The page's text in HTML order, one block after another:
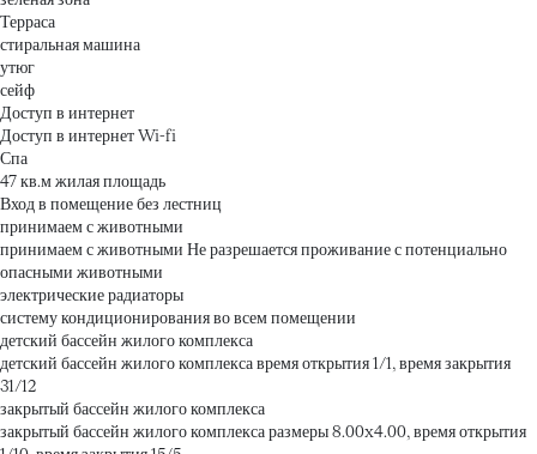
Терраса
стиральная машина
утюг
сейф
Доступ в интернет
Доступ в интернет Wi-fi
Спа
47 кв.м жилая площадь
Вход в помещение без лестниц
принимаем с животными
принимаем с животными Не разрешается проживание с потенциально
опасными животными
электрические радиаторы
систему кондиционирования во всем помещении
детский бассейн жилого комплекса
детский бассейн жилого комплекса время открытия 1/1, время закрытия
31/12
закрытый бассейн жилого комплекса
закрытый бассейн жилого комплекса размеры 8.00x4.00, время открытия